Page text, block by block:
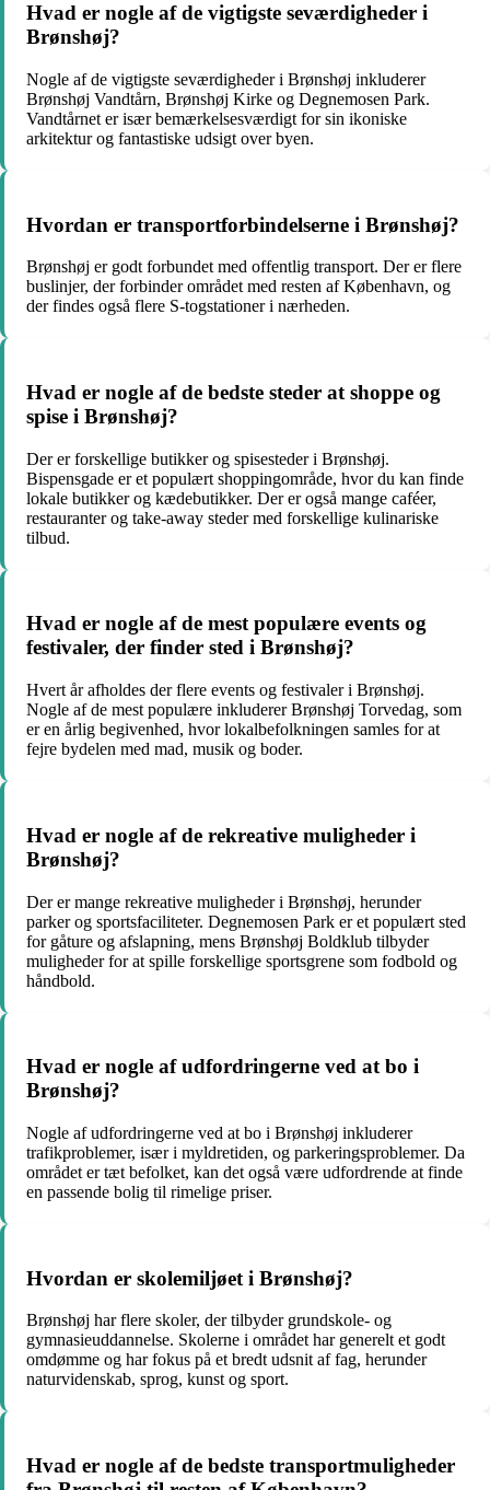
Hvad er nogle af de vigtigste seværdigheder i
Brønshøj?
Nogle af de vigtigste seværdigheder i Brønshøj inkluderer
Brønshøj Vandtårn, Brønshøj Kirke og Degnemosen Park.
Vandtårnet er især bemærkelsesværdigt for sin ikoniske
arkitektur og fantastiske udsigt over byen.
Hvordan er transportforbindelserne i Brønshøj?
Brønshøj er godt forbundet med offentlig transport. Der er flere
buslinjer, der forbinder området med resten af ​​København, og
der findes også flere S-togstationer i nærheden.
Hvad er nogle af de bedste steder at shoppe og
spise i Brønshøj?
Der er forskellige butikker og spisesteder i Brønshøj.
Bispensgade er et populært shoppingområde, hvor du kan finde
lokale butikker og kædebutikker. Der er også mange caféer,
restauranter og take-away steder med forskellige kulinariske
tilbud.
Hvad er nogle af de mest populære events og
festivaler, der finder sted i Brønshøj?
Hvert år afholdes der flere events og festivaler i Brønshøj.
Nogle af de mest populære inkluderer Brønshøj Torvedag, som
er en årlig begivenhed, hvor lokalbefolkningen samles for at
fejre bydelen med mad, musik og boder.
Hvad er nogle af de rekreative muligheder i
Brønshøj?
Der er mange rekreative muligheder i Brønshøj, herunder
parker og sportsfaciliteter. Degnemosen Park er et populært sted
for gåture og afslapning, mens Brønshøj Boldklub tilbyder
muligheder for at spille forskellige sportsgrene som fodbold og
håndbold.
Hvad er nogle af udfordringerne ved at bo i
Brønshøj?
Nogle af udfordringerne ved at bo i Brønshøj inkluderer
trafikproblemer, især i myldretiden, og parkeringsproblemer. Da
området er tæt befolket, kan det også være udfordrende at finde
en passende bolig til rimelige priser.
Hvordan er skolemiljøet i Brønshøj?
Brønshøj har flere skoler, der tilbyder grundskole- og
gymnasieuddannelse. Skolerne i området har generelt et godt
omdømme og har fokus på et bredt udsnit af fag, herunder
naturvidenskab, sprog, kunst og sport.
Hvad er nogle af de bedste transportmuligheder